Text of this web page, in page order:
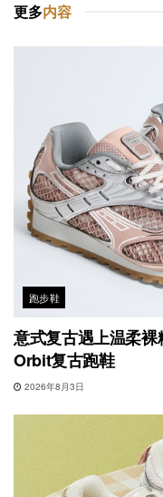
更多内容
跑步鞋
意式复古遇上温柔
Orbit复古跑鞋
2026年8月3日